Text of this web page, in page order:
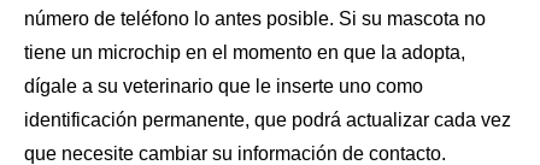
número de teléfono lo antes posible. Si su mascota no
tiene un microchip en el momento en que la adopta,
dígale a su veterinario que le inserte uno como
identificación permanente, que podrá actualizar cada vez
que necesite cambiar su información de contacto.